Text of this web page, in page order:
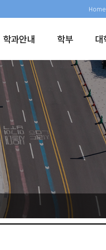
Home
학과안내 학부 대